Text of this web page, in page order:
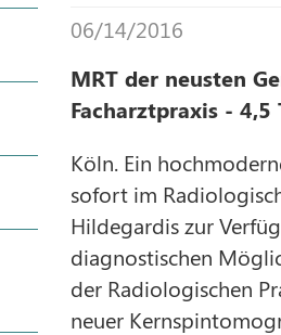
06/14/2016
MRT der neusten
Facharztpraxis -
Köln. Ein
sofort im
Hildegardis zur
diagnostischen
der Radiologischen
neuer